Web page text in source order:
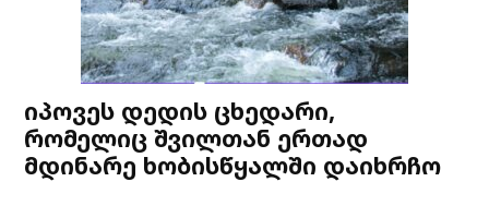
იპოვეს დედის ცხედარი,
რომელიც შვილთან ერთად
მდინარე ხობისწყალში დაიხრჩო